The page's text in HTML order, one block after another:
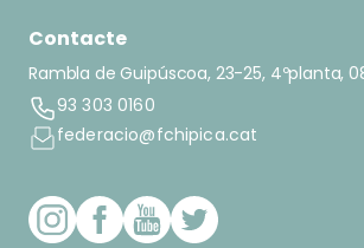
Contacte
Rambla de Guipúscoa, 23-25, 4ºplanta,
93 303 0160
federacio@fchipica.cat